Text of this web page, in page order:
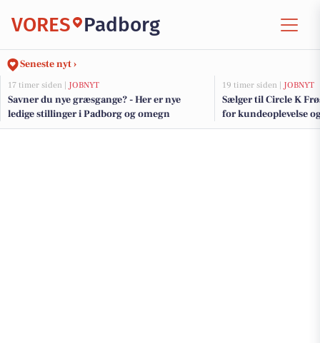
VORES Padborg
Seneste nyt ›
17 timer siden | JOBNYT
Savner du nye græsgange? - Her er nye
ledige stillinger i Padborg og omegn
19 timer siden | JOBNYT
Sælger til Circle K
for kundeoplevelse